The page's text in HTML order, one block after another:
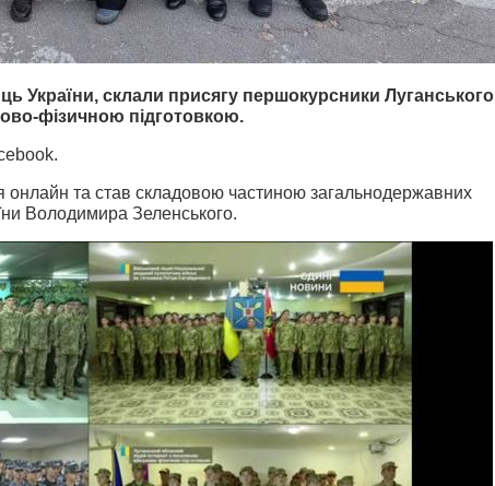
України, склали присягу першокурсники Луганського
фізичною підготовкою.
онлайн та став складовою частиною загальнодержавних
Володимира Зеленського.